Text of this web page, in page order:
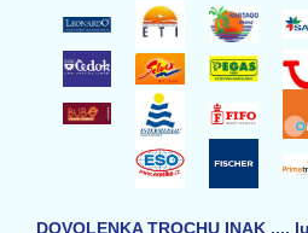
DOVOLENKA TROCHU INAK